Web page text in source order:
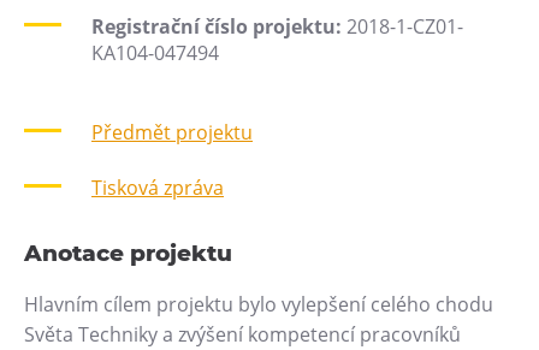
Lezecká stěna
Národní zemědělské muzeum
FUTUREUM
Prohlídky
Hornické muzeum
Občerstvení
Registrační číslo projektu: 2018-1-CZ01-
KA104-047494
Předmět projektu
Tisková zpráva
Anotace projektu
Hlavním cílem projektu bylo vylepšení celého chodu
Světa Techniky a zvýšení kompetencí pracovníků